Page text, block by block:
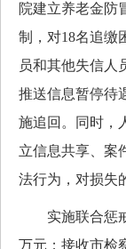
院建立养老金防
制，对18名追缴
员和其他失信人
推送信息暂停待
施追回。同时，
立信息共享、案
法行为，对损失
实施联合惩戒
万元；接收市检